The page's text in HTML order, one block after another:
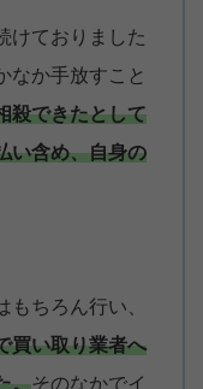
けておりました
なか手放すこと
殺できたとして
い含め、自身の
ちろん行い、
買い取り業者へ
。そのなかでイ